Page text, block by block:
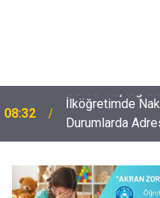
08:32
İlköğretimde
Durumlarda